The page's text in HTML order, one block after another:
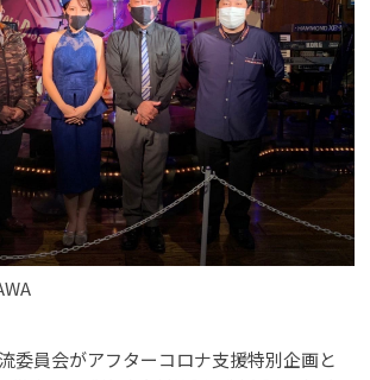
委員会がアフターコロナ支援特別企画と